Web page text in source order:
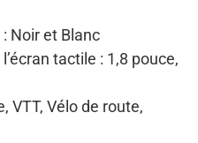
Noir et Blanc
tactile : 1,8 pouce,
VTT, Vélo de route,